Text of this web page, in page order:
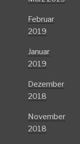
Februar
2019
Januar
2019
Dezember
2018
November
2018